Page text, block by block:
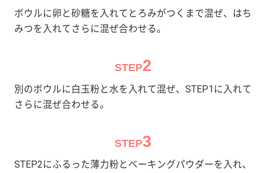
ボウルに卵と砂糖を入れてとろみがつくまで混ぜ、はち
みつを入れてさらに混ぜ合わせる。
STEP2
別のボウルに白玉粉と水を入れて混ぜ、STEP1に入れて
さらに混ぜ合わせる。
STEP3
STEP2にふるった薄力粉とベーキングパウダーを入れ、